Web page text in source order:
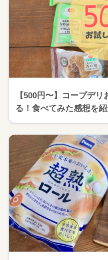
【500円〜】コープデ
る！食べてみた感想を